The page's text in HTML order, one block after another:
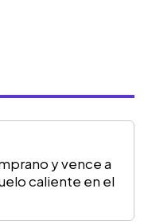
y vence a
caliente en el